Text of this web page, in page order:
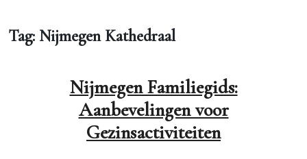
Tag: Nijmegen Kathedraal
Nijmegen Familiegids:
Aanbevelingen voor
Gezinsactiviteiten